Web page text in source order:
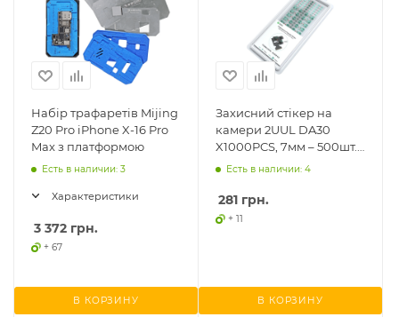
Набір трафаретів Mijing
Z20 Pro iPhone X-16 Pro
Max з платформою
Есть в наличии: 3
Характеристики
3 372 грн.
+ 67
В КОРЗИНУ
Захисний стікер на
камери 2UUL DA30
X1000PCS, 7мм – 500шт.
12мм – 500шт.
Есть в наличии: 4
281 грн.
+ 11
В КОРЗИНУ